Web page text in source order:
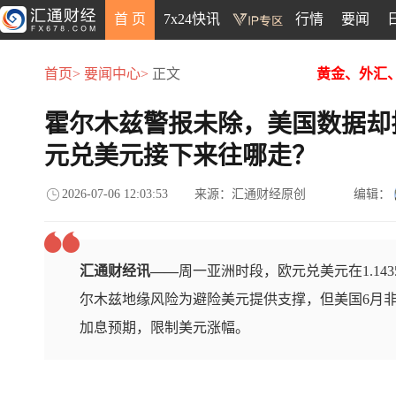
首 页 7x24快讯 行情 要闻
首页> 要闻中心> 正文 黄金、外汇
霍尔木兹警报未除，美国数据
元兑美元接下来往哪走？
2026-07-06 12:03:53 来源：汇通财经原创 编辑：
汇通财经讯——周一亚洲时段，欧元兑美元在
尔木兹地缘风险为避险美元提供支撑，但美国6月
加息预期，限制美元涨幅。